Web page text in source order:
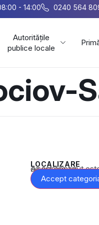
- 14:00 0240 564
Autoritățile
publice locale
LOCALIZARE
Acest conținut este blocat până când acceptați categoria corespunzătoare de cookie-uri.
Accept